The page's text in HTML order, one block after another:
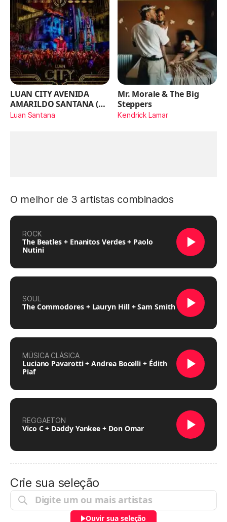
LUAN CITY AVENIDA
AMARILDO SANTANA (Ao
Vivo)
Luan Santana
Mr. Morale & The Big
Steppers
Kendrick Lamar
O melhor de 3 artistas combinados
ROCK
The Beatles + Enanitos Verdes + Paolo
Nutini
SOUL
The Commodores + Lauryn Hill + Sam Smith
MÚSICA CLÁSICA
Luciano Pavarotti + Andrea Bocelli + Édith
Piaf
REGGAETON
Vico C + Daddy Yankee + Don Omar
Crie sua seleção
Ouvir sua seleção